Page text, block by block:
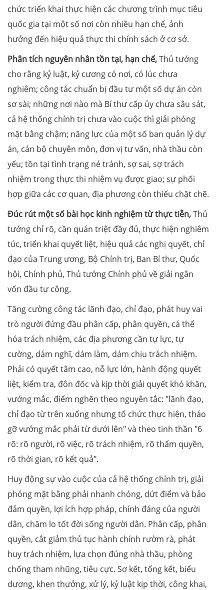
chức triển khai thực hiện các chương trình mục tiêu
quốc gia tại một số nơi còn nhiều hạn chế, ảnh
hưởng đến hiệu quả thực thi chính sách ở cơ sở.
Phân tích nguyên nhân tồn tại, hạn chế,Thủ tướng
cho rằng kỷ luật, kỷ cương có nơi, có lúc chưa
nghiêm; công tác chuẩn bị đầu tư một số dự án còn
sơ sài; những nơi nào mà Bí thư cấp ủy chưa sâu sát,
cả hệ thống chính trị chưa vào cuộc thì giải phóng
mặt bằng chậm; năng lực của một số ban quản lý dự
án, cán bộ chuyên môn, đơn vị tư vấn, nhà thầu còn
yếu; tồn tại tình trạng né tránh, sợ sai, sợ trách
nhiệm trong thực thi nhiệm vụ được giao; sự phối
hợp giữa các cơ quan, địa phương còn thiếu chặt chẽ.
Đúc rút một số bài học kinh nghiệm từ thực tiễn,Thủ
tướng chỉ rõ, cần quán triệt đầy đủ, thực hiện nghiêm
túc, triển khai quyết liệt, hiệu quả các nghị quyết, chỉ
đạo của Trung ương, Bộ Chính trị, Ban Bí thư, Quốc
hội, Chính phủ, Thủ tướng Chính phủ về giải ngân
vốn đầu tư công.
Tăng cường công tác lãnh đạo, chỉ đạo, phát huy vai
trò người đứng đầu phân cấp, phân quyền, cá thể
hóa trách nhiệm, các địa phương cần tự lực, tự
cường, dám nghĩ, dám làm, dám chịu trách nhiệm.
Phải có quyết tâm cao, nỗ lực lớn, hành động quyết
liệt, kiểm tra, đôn đốc và kịp thời giải quyết khó khăn,
vướng mắc, điểm nghẽn theo nguyên tắc: "lãnh đạo,
chỉ đạo từ trên xuống nhưng tổ chức thực hiện, tháo
gỡ vướng mắc phải từ dưới lên" và theo tinh thần "6
rõ: rõ người, rõ việc, rõ trách nhiệm, rõ thẩm quyền,
rõ thời gian, rõ kết quả".
Huy động sự vào cuộc của cả hệ thống chính trị, giải
phóng mặt bằng phải nhanh chóng, dứt điểm và bảo
đảm quyền, lợi ích hợp pháp, chính đáng của người
dân, chăm lo tốt đời sống người dân. Phân cấp, phân
quyền, cắt giảm thủ tục hành chính rườm rà, phát
huy trách nhiệm, lựa chọn đúng nhà thầu, phòng
chống tham nhũng, tiêu cực. Sơ kết, tổng kết, biểu
dương, khen thưởng, xử lý, kỷ luật kịp thời, công khai,